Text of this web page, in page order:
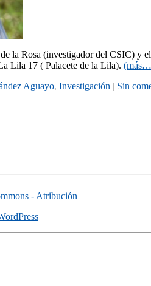
la Rosa (investigador del CSIC) y
Lila 17 ( Palacete de la Lila).
Aguayo, Investigación | Sin
- Atribución